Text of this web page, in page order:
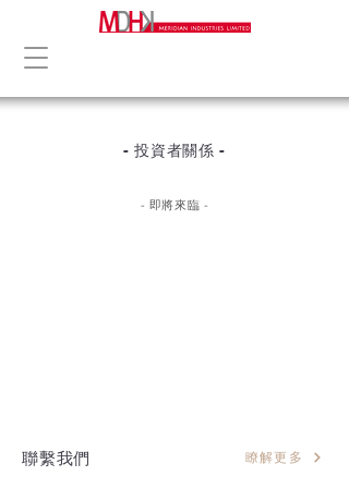
- 投資者關係 -
- 即將來臨 -
聯繫我們 瞭解更多